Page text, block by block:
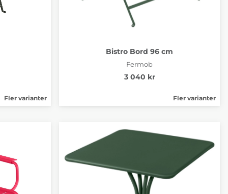
Fler varianter
Bistro Bord 96 cm
Fermob
3 040 kr
Fler varianter